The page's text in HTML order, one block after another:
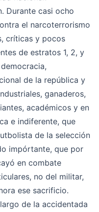
casi ocho
el narcoterrorismo
críticas y pocos
de estratos 1, 2, y
de la república y
ganaderos,
académicos y en
e indiferente, que
de la selección
impórtante, que por
en combate
no del militar,
ese sacrificio.
de la accidentada